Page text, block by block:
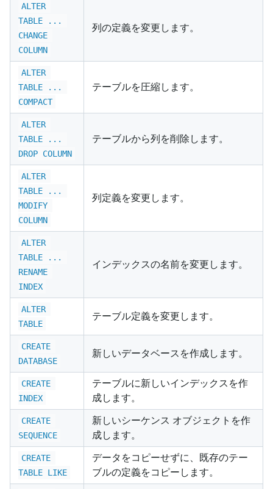
ALTER
TABLE ...
CHANGE
COLUMN
列の定義を変更します。
ALTER
TABLE ...
COMPACT
テーブルを圧縮します。
ALTER
TABLE ...
DROP COLUMN
テーブルから列を削除します。
ALTER
TABLE ...
MODIFY
COLUMN
列定義を変更します。
ALTER
TABLE ...
RENAME
INDEX
インデックスの名前を変更します。
ALTER
TABLE
テーブル定義を変更します。
CREATE
DATABASE
新しいデータベースを作成します。
CREATE
INDEX
テーブルに新しいインデックスを作
成します。
CREATE
SEQUENCE
新しいシーケンス オブジェクトを作
成します。
CREATE
TABLE LIKE
データをコピーせずに、既存のテー
ブルの定義をコピーします。